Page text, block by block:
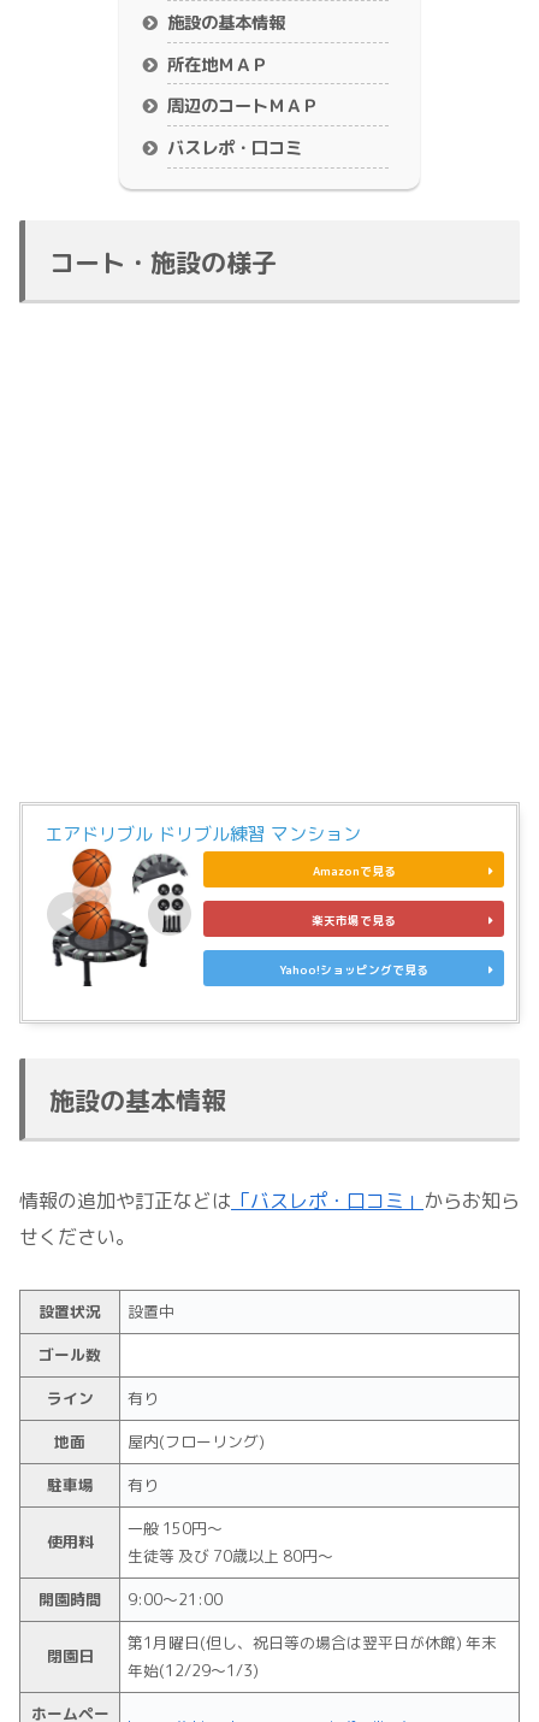
施設の基本情報
所在地ＭＡＰ
周辺のコートＭＡＰ
バスレポ・口コミ
コート・施設の様子
エアドリブル ドリブル練習 マンション
Amazonで見る
楽天市場で見る
Yahoo!ショッピングで見る
施設の基本情報
情報の追加や訂正などは 「バスレポ・口コミ」 からお知ら
せください。
設置状況
設置中
ゴール数
ライン
有り
地面
屋内(フローリング)
駐車場
有り
使用料
一般 150円～
生徒等 及び 70歳以上 80円～
開園時間
9:00～21:00
閉園日
第1月曜日(但し、祝日等の場合は翌平日が休館) 年末
年始(12/29～1/3)
ホームペー